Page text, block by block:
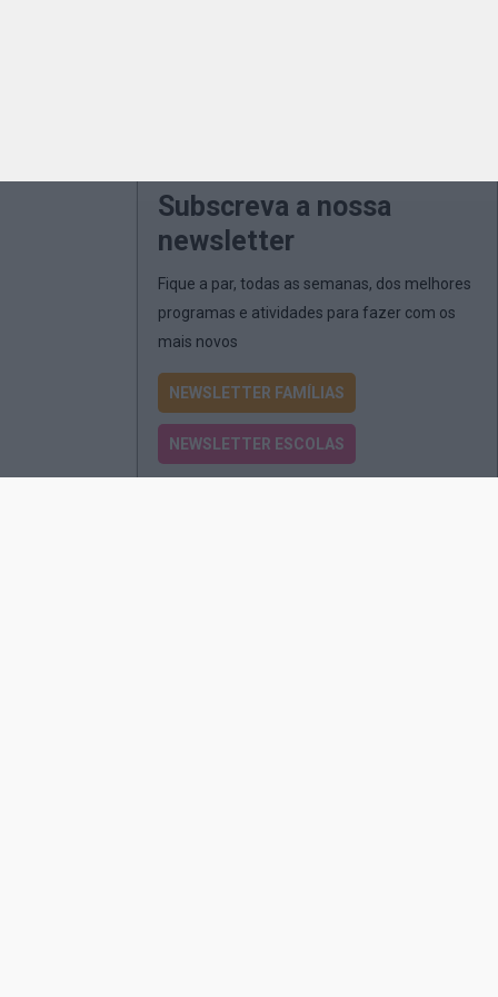
Subscreva a nossa
newsletter
Fique a par, todas as semanas, dos melhores
programas e atividades para fazer com os
mais novos
NEWSLETTER FAMÍLIAS
NEWSLETTER ESCOLAS